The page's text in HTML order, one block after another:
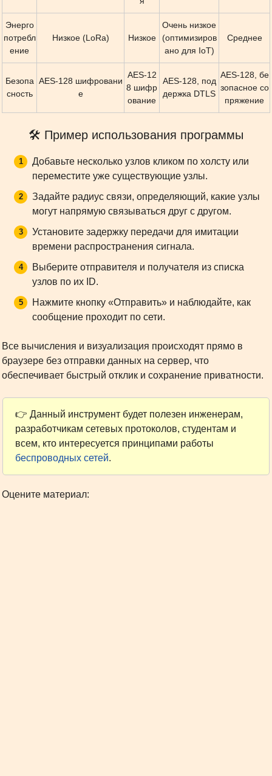
Энерго
потребл
ение
Низкое (LoRa) Низкое
Очень низкое
(оптимизиров
ано для IoT)
Среднее
Безопа
сность
AES-128 шифровани
е
AES-12
8 шифр
ование
AES-128, под
держка DTLS
AES-128, бе
зопасное со
пряжение
🛠 Пример использования программы
Добавьте несколько узлов кликом по холсту или
переместите уже существующие узлы.
Задайте радиус связи, определяющий, какие узлы
могут напрямую связываться друг с другом.
Установите задержку передачи для имитации
времени распространения сигнала.
Выберите отправителя и получателя из списка
узлов по их ID.
Нажмите кнопку «Отправить» и наблюдайте, как
сообщение проходит по сети.
Все вычисления и визуализация происходят прямо в
браузере без отправки данных на сервер, что
обеспечивает быстрый отклик и сохранение приватности.
👉 Данный инструмент будет полезен инженерам,
разработчикам сетевых протоколов, студентам и
всем, кто интересуется принципами работы
беспроводных сетей.
Оцените материал: